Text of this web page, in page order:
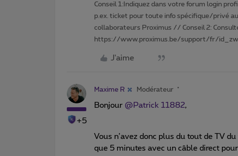
Conseil 1:Indiquez dans votre forum login
p.ex. ticket pour toute info spécifique/privé
collaborateurs Proximus // Conseil 2:
https://www.proximus.be/support/fr/
J'aime
+5
Maxime R Modérateur
Bonjour @Patrick 11882,
Vous n’avez donc plus du tout de TV
que 5 minutes avec un câble direct